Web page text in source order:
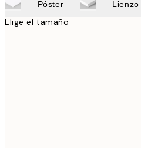
Póster Lienzo
Elige el tamaño